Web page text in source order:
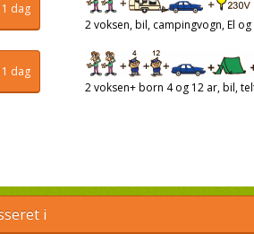
dag
dag
2 voksen, bil, campingvogn, El
2 voksen+ born 4 og 12 ar, bil,
i